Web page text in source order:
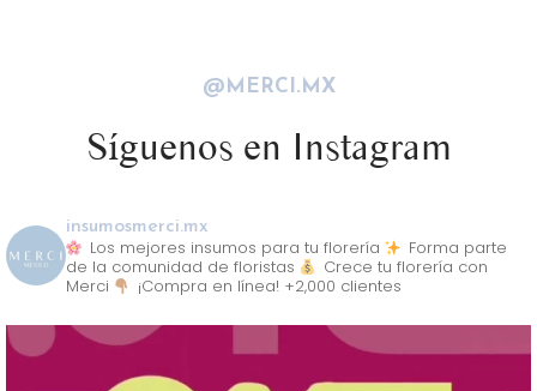
@MERCI.MX
Síguenos en Instagram
insumosmerci.mx
Los mejores insumos para tu florería
Forma parte
de la comunidad de floristas
Crece tu florería con
Merci
¡Compra en línea! +2,000 clientes